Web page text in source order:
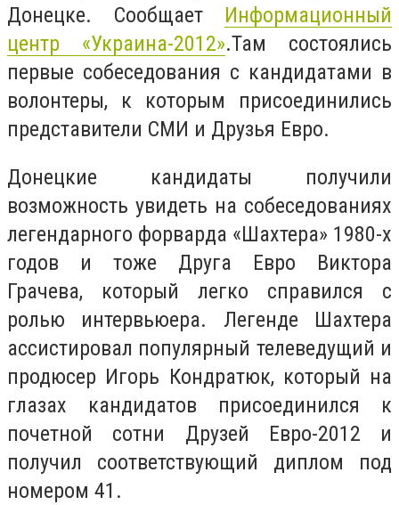
Донецке. Сообщает Информационный
центр «Украина-2012».Там состоялись
первые собеседования с кандидатами в
волонтеры, к которым присоединились
представители СМИ и Друзья Евро.
Донецкие кандидаты получили
возможность увидеть на собеседованиях
легендарного форварда «Шахтера» 1980-х
годов и тоже Друга Евро Виктора
Грачева, который легко справился с
ролью интервьюера. Легенде Шахтера
ассистировал популярный телеведущий и
продюсер Игорь Кондратюк, который на
глазах кандидатов присоединился к
почетной сотни Друзей Евро-2012 и
получил соответствующий диплом под
номером 41.